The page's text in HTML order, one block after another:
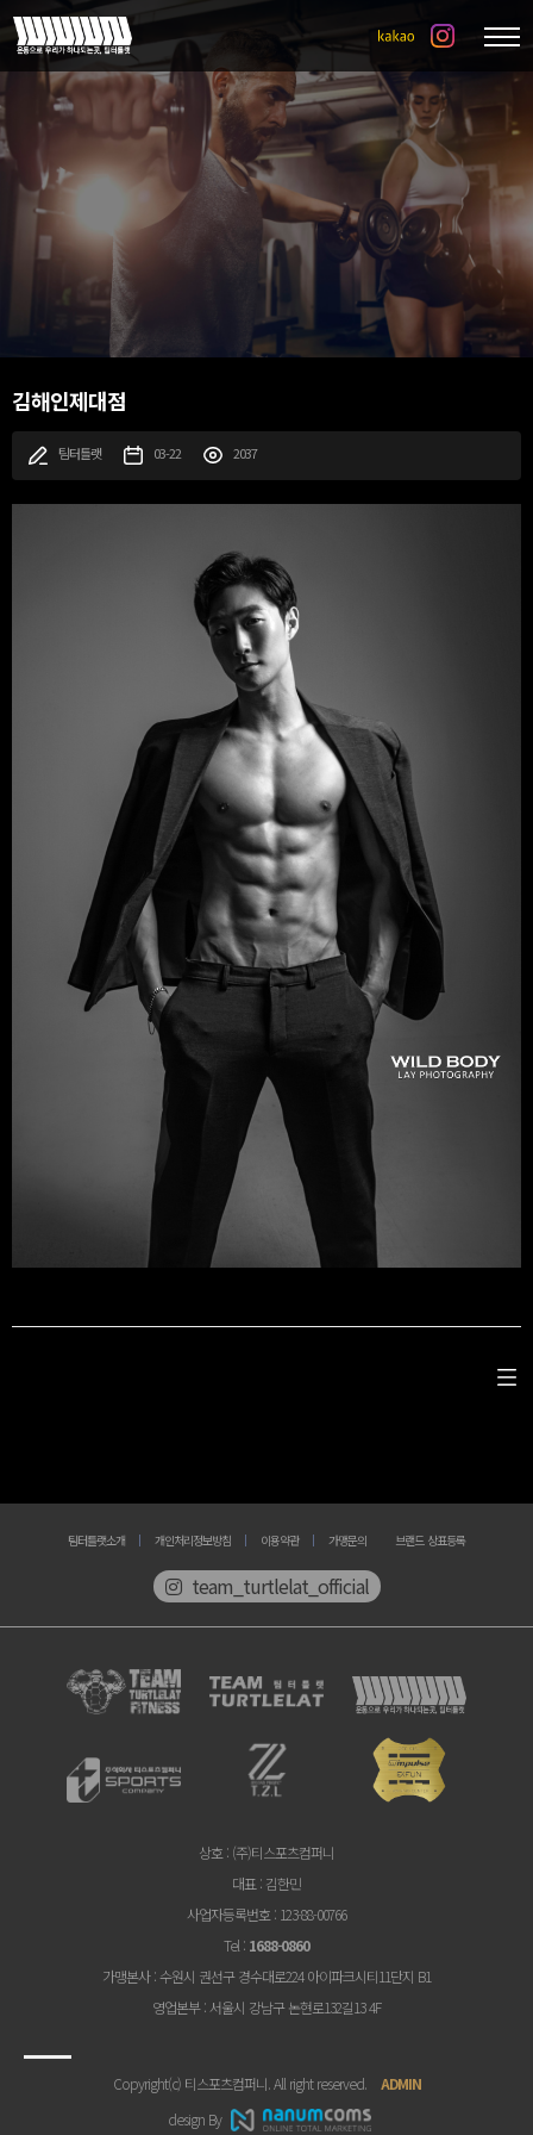
김해인제대점
팀터틀랫 03-22 2037
팀터틀랫소개 개인처리정보방침 이용약관 가맹문의 브랜드 상표등록
team_turtlelat_official
상호 : (주)티스포츠컴퍼니
대표 : 김한민
사업자등록번호 : 123-88-00766
Tel : 1688-0860
가맹본사: 수원시 권선구 경수대로224 아이파크시티11단지 B1
영업본부: 서울시 강남구 논현로132길13 4F
Copyright(c) 티스포츠컴퍼니. All right reserved. ADMIN
design By